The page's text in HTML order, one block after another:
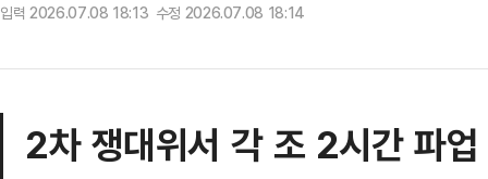
입력 2026.07.08 18:13 수정 2026.07.08 18:14
2차 쟁대위서 각 조 2시간 파